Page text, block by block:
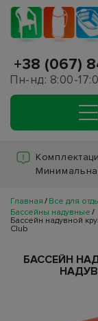
+38 (067)
Пн-нд: 8:00-
Главная Все для
Бассейны надувные
Бассейн надувной
Club
БАССЕЙН